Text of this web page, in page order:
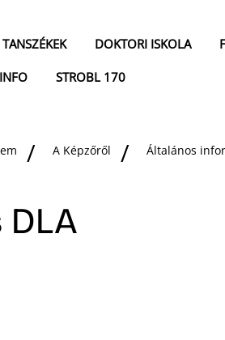
TANSZÉKEK DOKTORI ISKOLA
STROBL 170
A Képzőről Általános